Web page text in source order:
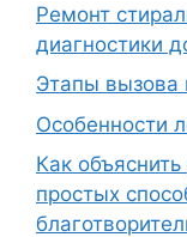
Ремонт
диагностики
Этапы вызова
Особенности
Как
простых